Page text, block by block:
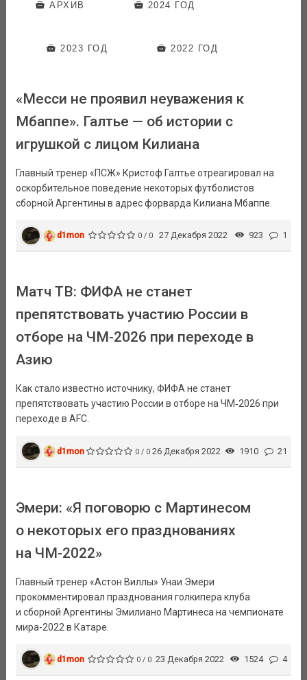
АРХИВ 2024 ГОД
2023 ГОД 2022 ГОД
«Месси не проявил неуважения к
Мбаппе». Галтье — об истории с
игрушкой с лицом Килиана
Главный тренер «ПСЖ» Кристоф Галтье отреагировал на
оскорбительное поведение некоторых футболистов
сборной Аргентины в адрес форварда Килиана Мбаппе.
d1mon 0 / 0 27 Декабря 2022 923 1
Матч ТВ: ФИФА не станет
препятствовать участию России в
отборе на ЧМ-2026 при переходе в
Азию
Как стало известно источнику, ФИФА не станет
препятствовать участию России в отборе на ЧМ‑2026 при
переходе в AFC.
d1mon 0 / 0 26 Декабря 2022 1910 21
Эмери: «Я поговорю с Мартинесом
о некоторых его празднованиях
на ЧМ-2022»
Главный тренер «Астон Виллы» Унаи Эмери
прокомментировал празднования голкипера клуба
и сборной Аргентины Эмилиано Мартинеса на чемпионате
мира-2022 в Катаре.
d1mon 0 / 0 23 Декабря 2022 1524 4